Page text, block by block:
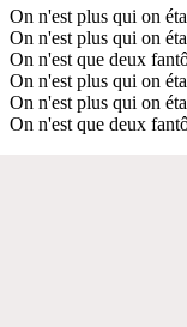
On n'est plus qui on
On n'est plus qui on
On n'est que deux
On n'est plus qui on
On n'est plus qui on
On n'est que deux